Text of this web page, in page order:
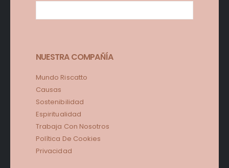
NUESTRA COMPAÑÍA
Mundo Riscatto
Causas
Sostenibilidad
Espiritualidad
Trabaja Con Nosotros
Política De Cookies
Privacidad